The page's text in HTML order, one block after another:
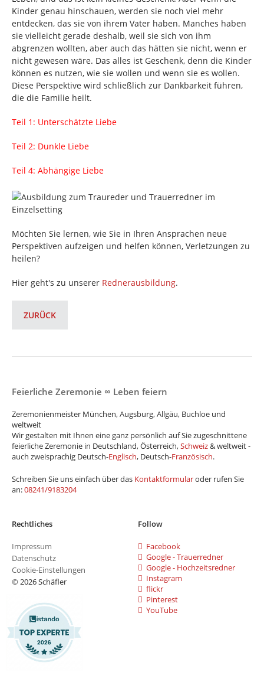
Kinder genau hinschauen, werden sie noch viel mehr
entdecken, das sie von ihrem Vater haben. Manches haben
sie vielleicht gerade deshalb, weil sie sich von ihm
abgrenzen wollten, aber auch das hätten sie nicht, wenn er
nicht gewesen wäre. Das alles ist Geschenk, denn die Kinder
können es nutzen, wie sie wollen und wenn sie es wollen.
Diese Perspektive wird schließlich zur Dankbarkeit führen,
die die Familie heilt.
Teil 1: Unterschätzte Liebe
Teil 2: Dunkle Liebe
Teil 4: Abhängige Liebe
Möchten Sie lernen, wie Sie in Ihren Ansprachen neue
Perspektiven aufzeigen und helfen können, Verletzungen zu
heilen?
Hier geht's zu unserer Rednerausbildung.
ZURÜCK
Rechtliches
Impressum
Datenschutz
Cookie-Einstellungen
© 2026 Schäfler
Feierliche Zeremonie ∞ Leben feiern
Zeremonienmeister München, Augsburg, Allgäu, Buchloe und
weltweit
Wir gestalten mit Ihnen eine ganz persönlich auf Sie zugeschnittene
feierliche Zeremonie in Deutschland, Österreich,Schweiz& weltweit -
auch zweisprachig Deutsch-Englisch, Deutsch-Französisch.
Schreiben Sie uns einfach über das Kontaktformularoder rufen Sie
an:08241/9183204
Follow
Facebook
Google - Trauerredner
Google - Hochzeitsredner
Instagram
flickr
Pinterest
YouTube